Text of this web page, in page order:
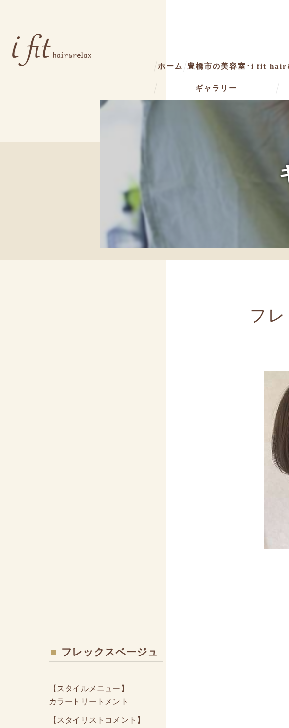
ホーム 豊橋市の美容室･i fit
ギャラリー
フ
フレックスベージュ
【スタイルメニュー】
カラートリートメント
【スタイリストコメント】